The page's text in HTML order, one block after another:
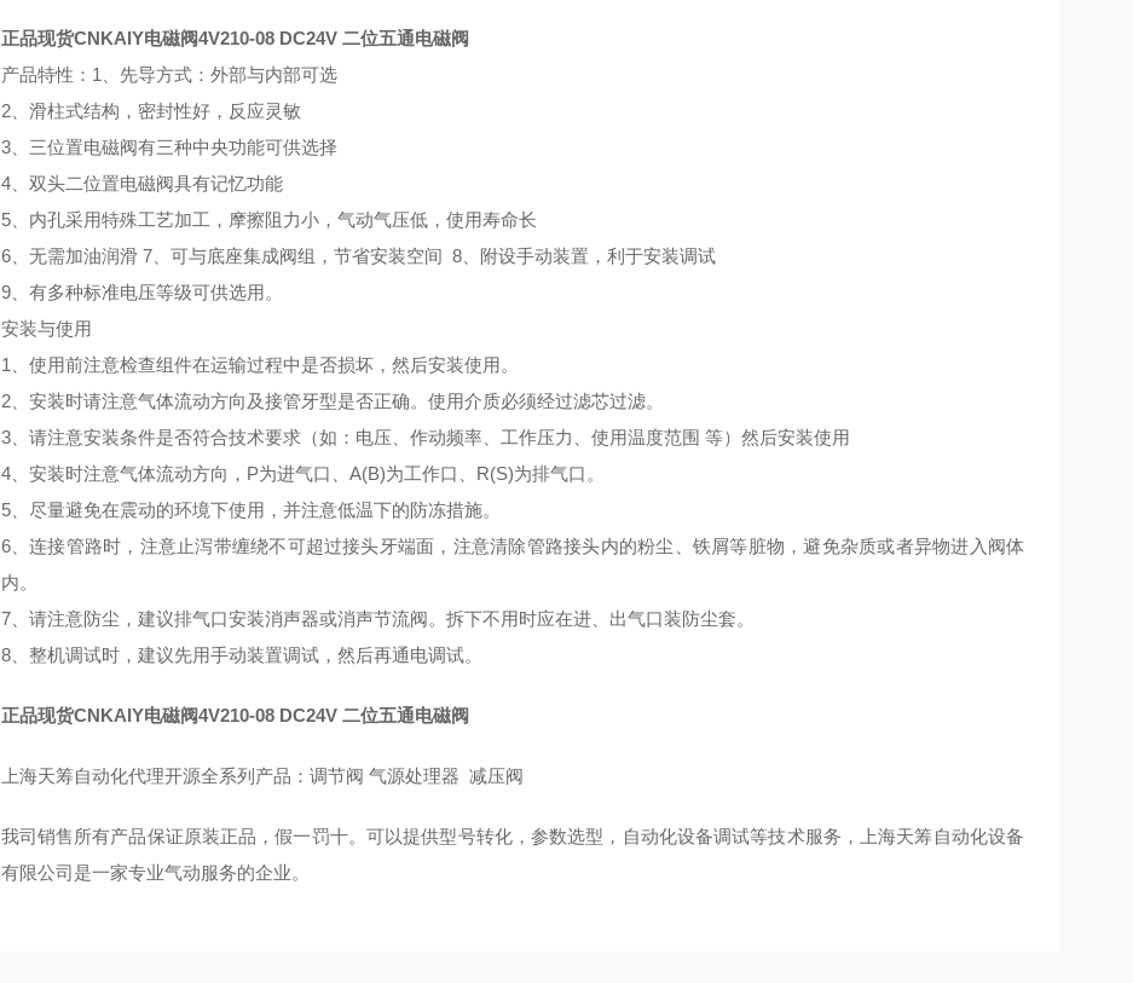
正品现货CNKAIY电磁阀4V210-08DC24V 二位五通电磁阀
产品特性：1、先导方式：外部与内部可选
2、滑柱式结构，密封性好，反应灵敏
3、三位置电磁阀有三种中央功能可供选择
4、双头二位置电磁阀具有记忆功能
5、内孔采用特殊工艺加工，摩擦阻力小，气动气压低，使用寿命长
6、无需加油润滑 7、可与底座集成阀组，节省安装空间 8、附设手动装置，利于安装调试
9、有多种标准电压等级可供选用。
安装与使用
1、使用前注意检查组件在运输过程中是否损坏，然后安装使用。
2、安装时请注意气体流动方向及接管牙型是否正确。使用介质必须经过滤芯过滤。
3、请注意安装条件是否符合技术要求（如：电压、作动频率、工作压力、使用温度范围 等）然后安装使用
4、安装时注意气体流动方向，P为进气口、A(B)为工作口、R(S)为排气口。
5、尽量避免在震动的环境下使用，并注意低温下的防冻措施。
6、连接管路时，注意止泻带缠绕不可超过接头牙端面，注意清除管路接头内的粉尘、铁屑等脏物，避免杂质或者异物进入阀体
内。
7、请注意防尘，建议排气口安装消声器或消声节流阀。拆下不用时应在进、出气口装防尘套。
8、整机调试时，建议先用手动装置调试，然后再通电调试。
正品现货CNKAIY电磁阀4V210-08DC24V 二位五通电磁阀
上海天筹自动化代理开源全系列产品：调节阀 气源处理器 减压阀
我司销售所有产品保证原装正品，假一罚十。可以提供型号转化，参数选型，自动化设备调试等技术服务，上海天筹自动化设备
有限公司是一家专业气动服务的企业。